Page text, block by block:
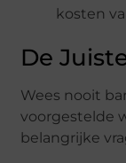
kosten
De
Wees nooit
voorgestelde
belangrijke